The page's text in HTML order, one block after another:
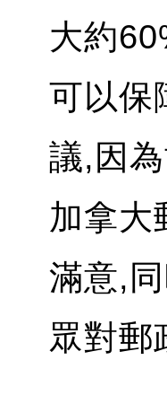
大約
可以保
議,因
加拿大
滿意,
眾對郵